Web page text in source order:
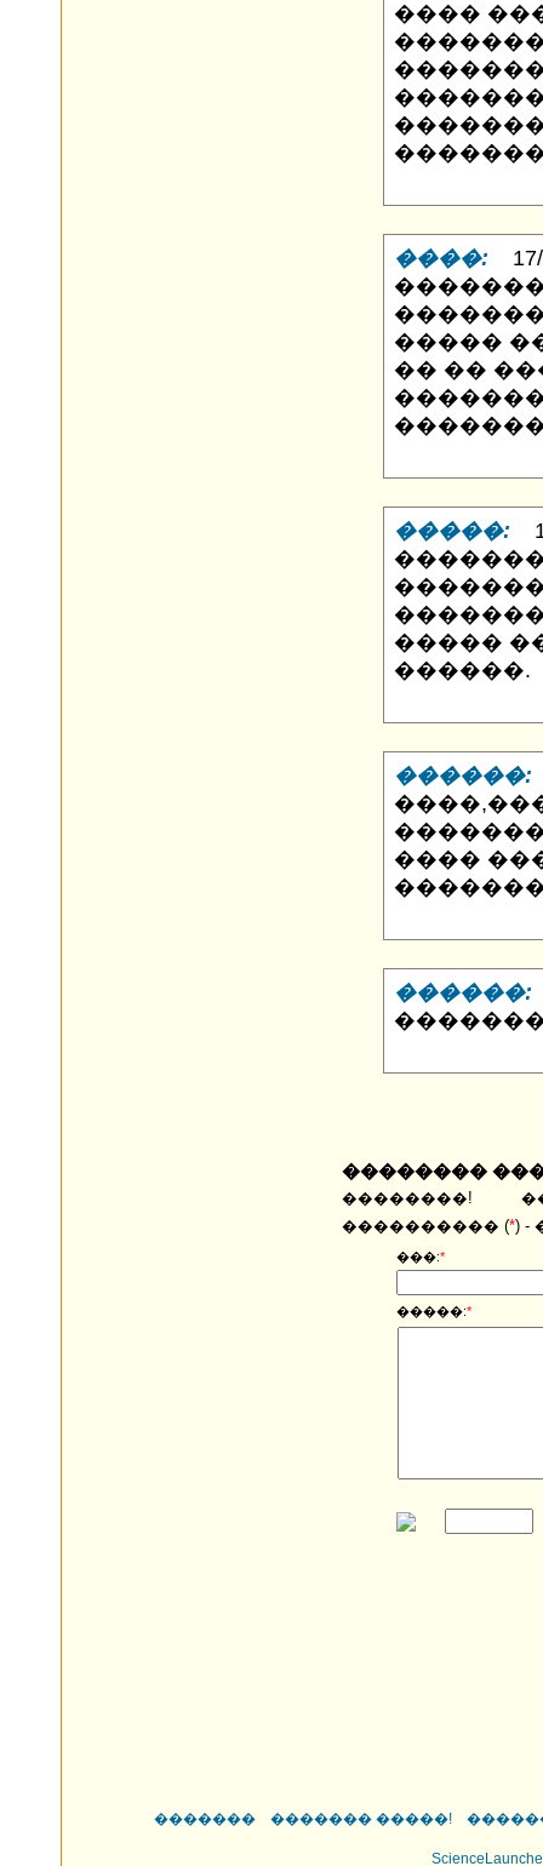
����
����: 17/
�����
�� ��
�����:
�����
������.
������:
����
������:
��������
��������!
���������� (*)
���:*
�����:*
������� ������� �����!